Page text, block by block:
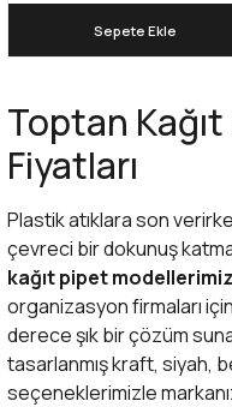
Sepete Ekle
Toptan
Fiyatları
Plastik atıklara son
çevreci bir dokunuş
kağıt pipet modellerimiz
organizasyon firmaları
derece şık bir çözüm
tasarlanmış kraft, siyah,
seçeneklerimizle